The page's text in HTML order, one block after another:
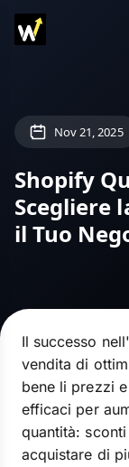
Nov 21, 2025
Shopify
Scegliere
il Tuo
Il successo
vendita di
bene li prezzi
efficaci per
quantità:
acquistare di